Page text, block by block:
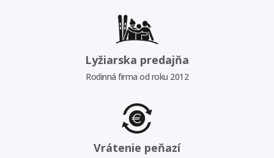
Lyžiarska predajňa
Rodinná firma od roku 2012
Vrátenie peňazí